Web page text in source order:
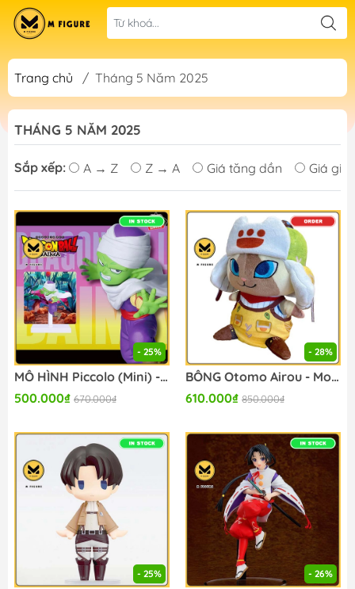
Trang chủ / Tháng 5 Năm 2025
THÁNG 5 NĂM 2025
Sắp xếp: A → Z Z → A Giá tăng dần Giá
- 25%
MÔ HÌNH Piccolo (Mini) - Dragon Ball Daima - Figure with Panel (Bandai Spirits) FIGURE CHÍNH HÃNG
500.000₫ 670.000₫
- 28%
BÔNG Otomo Airou - Monster Hunter Wilds - Monster Hunter Deformed Nuigurumi - MHWilds (Capcom) PLUSH CHÍNH HÃNG
610.000₫ 850.000₫
- 25% - 26%